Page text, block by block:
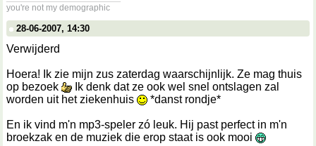
you're not my demographic
28-06-2007, 14:30
Verwijderd
Hoera! Ik zie mijn zus zaterdag waarschijnlijk. Ze mag thuis
op bezoek
Ik denk dat ze ook wel snel ontslagen zal
worden uit het ziekenhuis
*danst rondje*
En ik vind m'n mp3-speler zó leuk. Hij past perfect in m'n
broekzak en de muziek die erop staat is ook mooi